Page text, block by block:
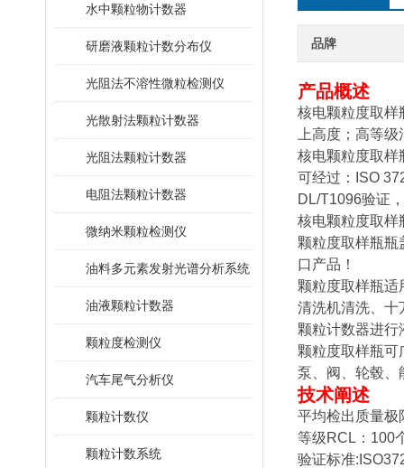
水中颗粒物计数器
研磨液颗粒计数分布仪
光阻法不溶性微粒检测仪
光散射法颗粒计数器
光阻法颗粒计数器
电阻法颗粒计数器
微纳米颗粒检测仪
油料多元素发射光谱分析系统
油液颗粒计数器
颗粒度检测仪
汽车尾气分析仪
颗粒计数仪
颗粒计数系统
品牌
产品概述
核电颗粒度取样
上高度；高等
核电颗粒度取样
可经过：ISO
DL/T1096验证
核电颗粒度取样
颗粒度取样瓶瓶
口产品！
颗粒度取样瓶
清洗机清洗、十
颗粒计数器进
颗粒度取样瓶
泵、阀、轮毂、
技术阐述
平均检出质量极
等级RCL：100
验证标准